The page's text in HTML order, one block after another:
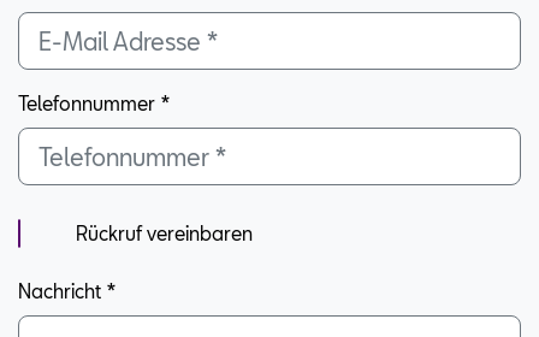
Telefonnummer *
Rückruf vereinbaren
Nachricht *